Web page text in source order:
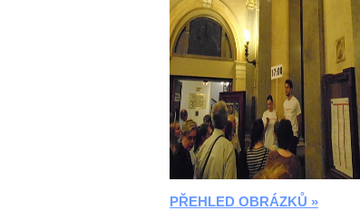
PŘEHLED OBRÁZKŮ »